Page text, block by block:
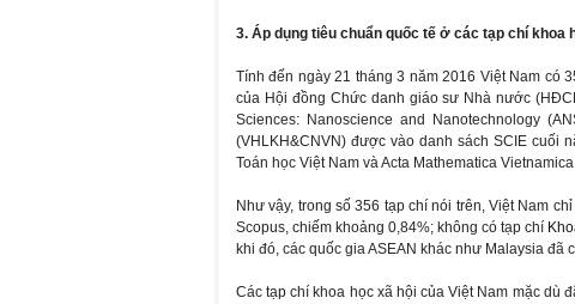
3. Áp dụng tiêu chuẩn quốc tế ở các tạp chí khoa
Tính đến ngày 21 tháng 3 năm 2016 Việt Nam có
của Hội đồng Chức danh giáo sư Nhà nước
Sciences: Nanoscience and Nanotechnology
(VHLKH&CNVN) được vào danh sách SCIE cuối
Toán học Việt Nam và Acta Mathematica
Như vậy, trong số 356 tạp chí nói trên, Việt Nam
Scopus, chiếm khoảng 0,84%; không có tạp chí
khi đó, các quốc gia ASEAN khác như Malaysia
Các tạp chí khoa học xã hội của Việt Nam mặc dù